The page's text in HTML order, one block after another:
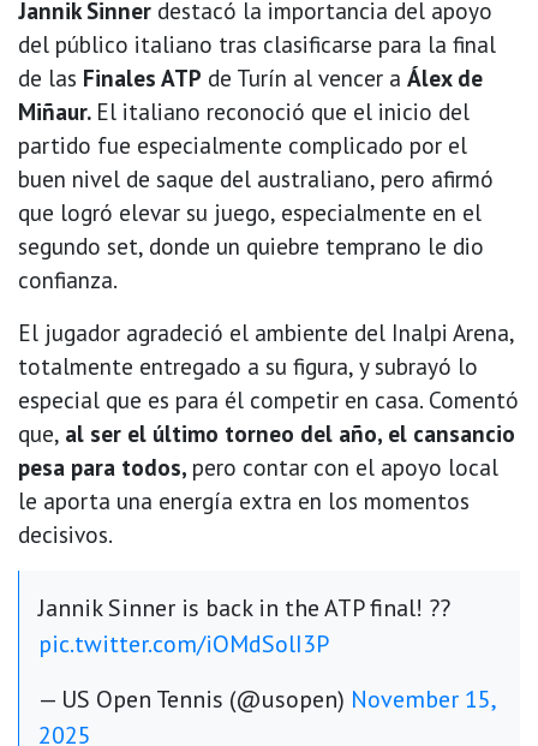
Jannik Sinner destacó la importancia del apoyo
del público italiano tras clasificarse para la final
de las Finales ATP de Turín al vencer a Álex de
Miñaur. El italiano reconoció que el inicio del
partido fue especialmente complicado por el
buen nivel de saque del australiano, pero afirmó
que logró elevar su juego, especialmente en el
segundo set, donde un quiebre temprano le dio
confianza.
El jugador agradeció el ambiente del Inalpi Arena,
totalmente entregado a su figura, y subrayó lo
especial que es para él competir en casa. Comentó
que, al ser el último torneo del año, el cansancio
pesa para todos, pero contar con el apoyo local
le aporta una energía extra en los momentos
decisivos.
Jannik Sinner is back in the ATP final! ??
pic.twitter.com/iOMdSolI3P
— US Open Tennis (@usopen) November 15,
2025